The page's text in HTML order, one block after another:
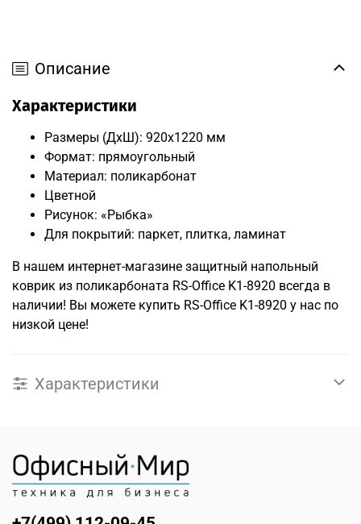
Описание
Характеристики
Размеры (ДxШ): 920x1220 мм
Формат: прямоугольный
Материал: поликарбонат
Цветной
Рисунок: «Рыбка»
Для покрытий: паркет, плитка, ламинат
В нашем интернет-магазине защитный напольный
коврик из поликарбоната RS-Office K1-8920 всегда в
наличии! Вы можете купить RS-Office K1-8920 у нас по
низкой цене!
Характеристики